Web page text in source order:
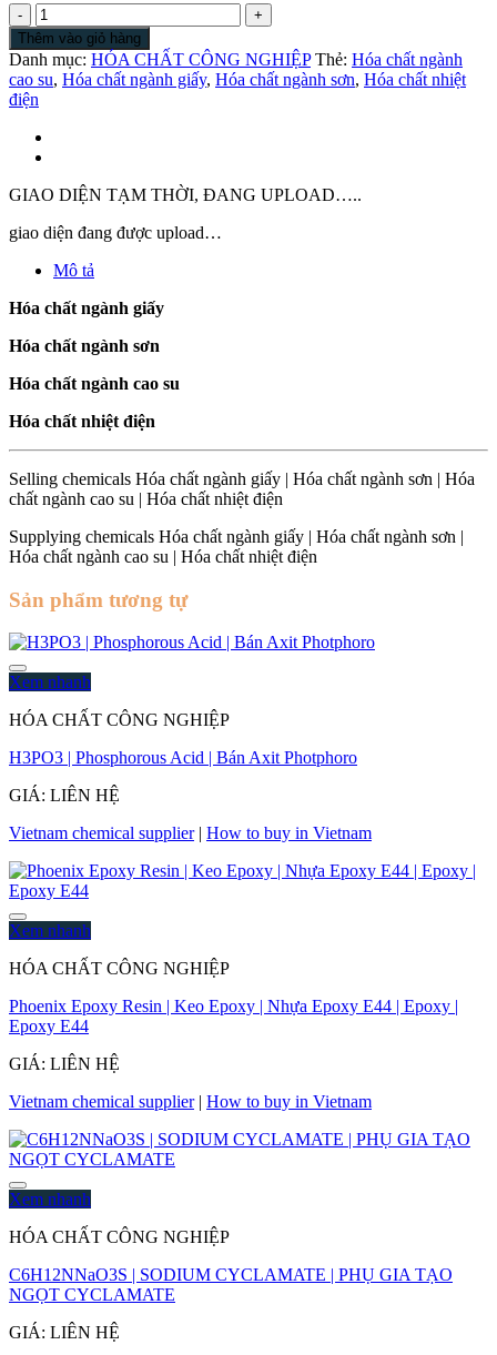
Hóa
chất
ngành
giấy
|
Hóa
chất
ngành
|
chất
cao
|
chất
điện
lượng
Thêm vào giỏ hàng
Danh mục: HÓA CHẤT CÔNG NGHIỆP Thẻ: Hóa chất ngành
cao su, Hóa chất ngành giấy, Hóa chất ngành sơn, Hóa chất nhiệt
điện
GIAO DIỆN TẠM THỜI, ĐANG UPLOAD…..
giao diện đang được upload…
Mô tả
Hóa chất ngành giấy
Hóa chất ngành sơn
Hóa chất ngành cao su
Hóa chất nhiệt điện
Selling chemicals Hóa chất ngành giấy | Hóa chất ngành sơn | Hóa
chất ngành cao su | Hóa chất nhiệt điện
Supplying chemicals Hóa chất ngành giấy | Hóa chất ngành sơn |
Hóa chất ngành cao su | Hóa chất nhiệt điện
Sản phẩm tương tự
Xem nhanh
HÓA CHẤT CÔNG NGHIỆP
H3PO3 | Phosphorous Acid | Bán Axit Photphoro
GIÁ: LIÊN HỆ
Vietnam chemical supplier| How to buy in Vietnam
Xem nhanh
HÓA CHẤT CÔNG NGHIỆP
Phoenix Epoxy Resin | Keo Epoxy | Nhựa Epoxy E44 | Epoxy |
Epoxy E44
GIÁ: LIÊN HỆ
Vietnam chemical supplier| How to buy in Vietnam
Xem nhanh
HÓA CHẤT CÔNG NGHIỆP
C6H12NNaO3S | SODIUM CYCLAMATE | PHỤ GIA TẠO
NGỌT CYCLAMATE
GIÁ: LIÊN HỆ